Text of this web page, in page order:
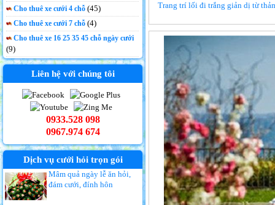
Cho thuê xe cưới 4 chỗ (45)
Cho thuê xe cưới 7 chỗ (4)
Cho thuê xe 16 25 35 45 chỗ ngày cưới
(9)
Liên hệ với chúng tôi
0933.528 098
0967.974 674
Dịch vụ cưới hỏi trọn gói
Mâm quả ngày lễ ăn hỏi,
đám cưới, đính hôn
Trang trí lối đi trắng giản dị từ